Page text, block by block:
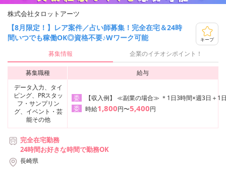
株式会社タロットアーツ
【8月限定！】レア案件／占い師募集！完全在宅＆24時
間いつでも稼働OK◎資格不要♪Wワーク可能
キープ
募集情報 企業のイチオシポイント！
募集職種
給与
データ入力、タイ
ピング、PRスタッ
フ・サンプリン
グ、イベント・芸
能その他
委
【収入例】 ≪副業の場合≫ ＊1日3時間×週3日＋1
委
時給1,800円〜5,400円
完全在宅勤務
24時間お好きな時間で勤務OK
長崎県